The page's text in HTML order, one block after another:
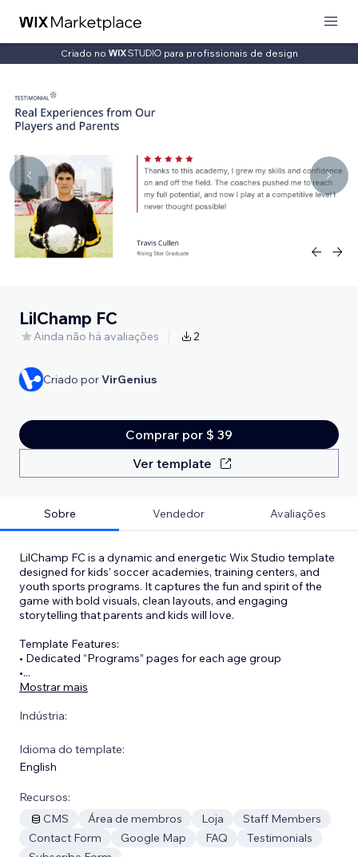
Criado no para profissionais de design
LilChamp FC
Ainda não há avaliações 2
Criado porVirGenius
Comprar por $ 39
Ver template
Sobre Vendedor Avaliações
LilChamp FC is a dynamic and energetic Wix Studio template
designed for kids’ soccer academies, training centers, and
youth sports programs. It captures the fun and spirit of the
game with bold visuals, clean layouts, and engaging
storytelling that parents and kids will love.
Template Features:
• Dedicated “Programs” pages for each age group
•...
Mostrar mais
Indústria:
Idioma do template:
English
Recursos:
CMS
Área de membros Loja
Staff Members
Contact Form
Google Map FAQ
Testimonials